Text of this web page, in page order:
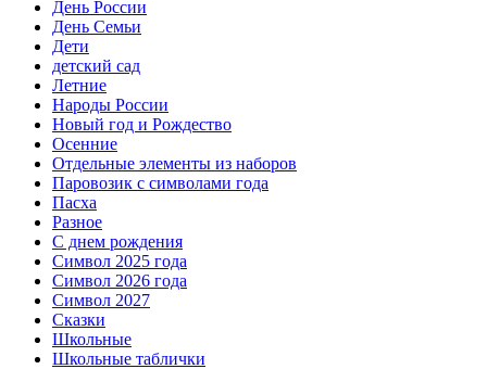
День России
День Семьи
Дети
детский сад
Летние
Народы России
Новый год и Рождество
Осенние
Отдельные элементы из наборов
Паровозик с символами года
Пасха
Разное
С днем рождения
Символ 2025 года
Символ 2026 года
Символ 2027
Сказки
Школьные
Школьные таблички